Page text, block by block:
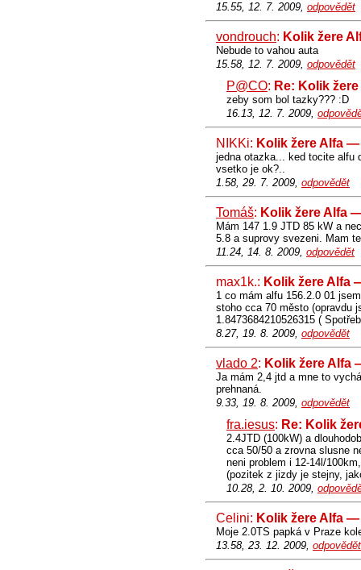
15.55, 12. 7. 2009, odpovědět
vondrouch: Kolik žere
Nebude to vahou auta
15.58, 12. 7. 2009, odpovědět
P@CO: Re: Kolik
zeby som bol tazky??? :D
16.13, 12. 7. 2009,
NIKKi: Kolik žere Alfa
jedna otazka... ked tocite alfu
vsetko je ok?..
1.58, 29. 7. 2009, odpovědět
Tomáš: Kolik žere Alfa
Mám 147 1.9 JTD 85 kW a
5.8 a suprovy svezeni. Mam
11.24, 14. 8. 2009, odpovědět
max1k.: Kolik žere Alfa
1 co mám alfu 156.2.0 01
stoho cca 70 město (opravdu
1.8473684210526315 (
8.27, 19. 8. 2009, odpovědět
vlado 2: Kolik žere Alfa
Ja mám 2,4 jtd a mne to
prehnaná.
9.33, 19. 8. 2009, odpovědět
fra.iesus: Re: Kolik
2.4JTD (100kW) a
cca 50/50 a zrovna slusne
neni problem i 12-14l/
(pozitek z jizdy je stejny,
10.28, 2. 10. 2009,
Celini: Kolik žere Alfa
Moje 2.0TS papká v Praze
13.58, 23. 12. 2009, odpovědět